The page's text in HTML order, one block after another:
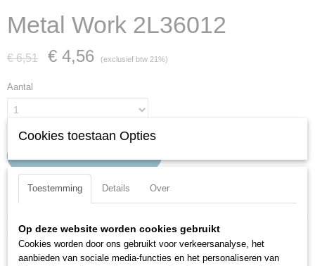
Metal Work 2L36012
€ 6,51 € 4,56 (exclusief btw 21%)
Aantal
Specificaties
Productcode
2L36012
EAN code
Omschrijving
RL36 hoge knie 10x1/4 draaibaar kunststof.
Cookies toestaan Opties
Toestemming Details Over
Op deze website worden cookies gebruikt
Cookies worden door ons gebruikt voor verkeersanalyse, het
aanbieden van sociale media-functies en het personaliseren van